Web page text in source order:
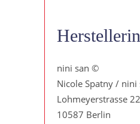
nini san ©
Nicole Spatny / nini
Lohmeyerstrasse 22
10587 Berlin